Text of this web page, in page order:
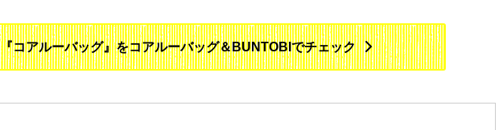
『コアルーバッグ』をコアルーバッグ＆BUNTOBIでチェック